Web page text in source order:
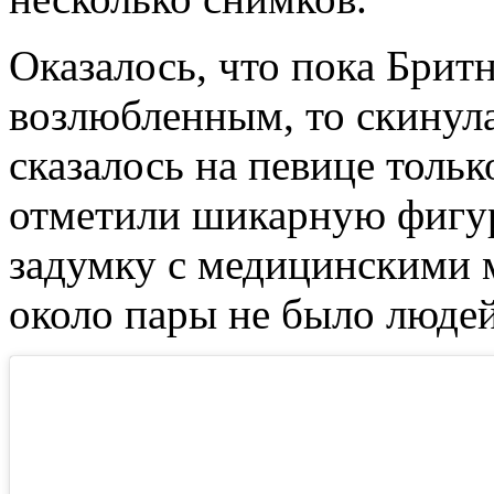
Оказалось, что пока
возлюбленным, то
сказалось на певице
отметили шикарную
задумку с медицинскими
около пары не было